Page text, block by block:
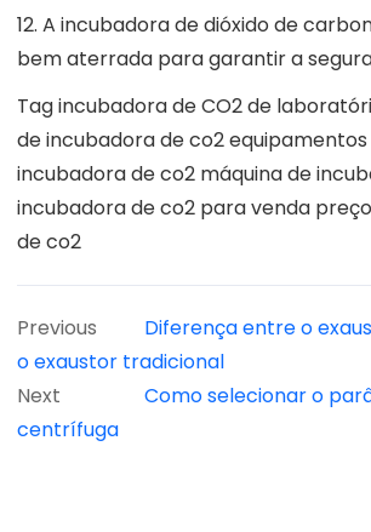
12. A incubadora de dióxido de
bem aterrada para garantir a
Tagincubadora de CO2 de
de incubadora de co2
incubadora de co2 máquina de
incubadora de co2 para venda
de co2
Previous
Diferença entre o
o exaustor tradicional
Next
Como selecionar o
centrífuga